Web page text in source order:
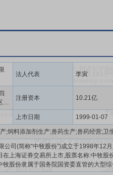
法人代表 李寅
注册资本 10.21亿
上市日期 1999-01-07
公司(简称“中牧股份”)成立于1998年12
在上海证券交易所上市,股票名称:中牧股
牧股份隶属于国务院国资委直管的大型
业发展集团有限公司,注册资本